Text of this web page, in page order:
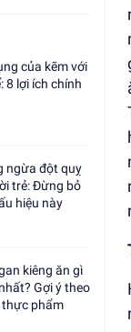
của kẽm với
8 lợi ích chính
ngừa đột quỵ
trẻ: Đừng bỏ
hiệu này
kiêng ăn gì
Gợi ý theo
thực phẩm